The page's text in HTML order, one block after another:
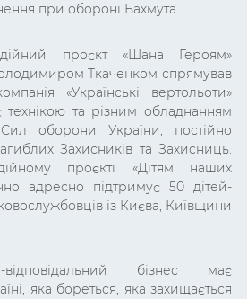
при обороні Бахмута.
проєкт «Шана Героям»
Ткаченком спрямував
«Українські вертольоти»
та різним обладнанням
оборони України, постійно
Захисників та Захисниць.
проєкті «Дітям наших
адресно підтримує 50 дітей-
із Києва, Київщини
бізнес має
яка бореться, яка захищається